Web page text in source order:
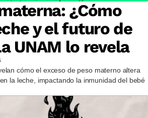
¿Cómo
y el futuro de
UNAM lo revela
cómo el exceso de peso materno altera
la leche, impactando la inmunidad del bebé